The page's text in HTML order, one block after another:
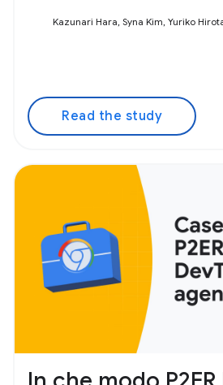
Kazunari Hara, Syna Kim, Yuriko
Read the study